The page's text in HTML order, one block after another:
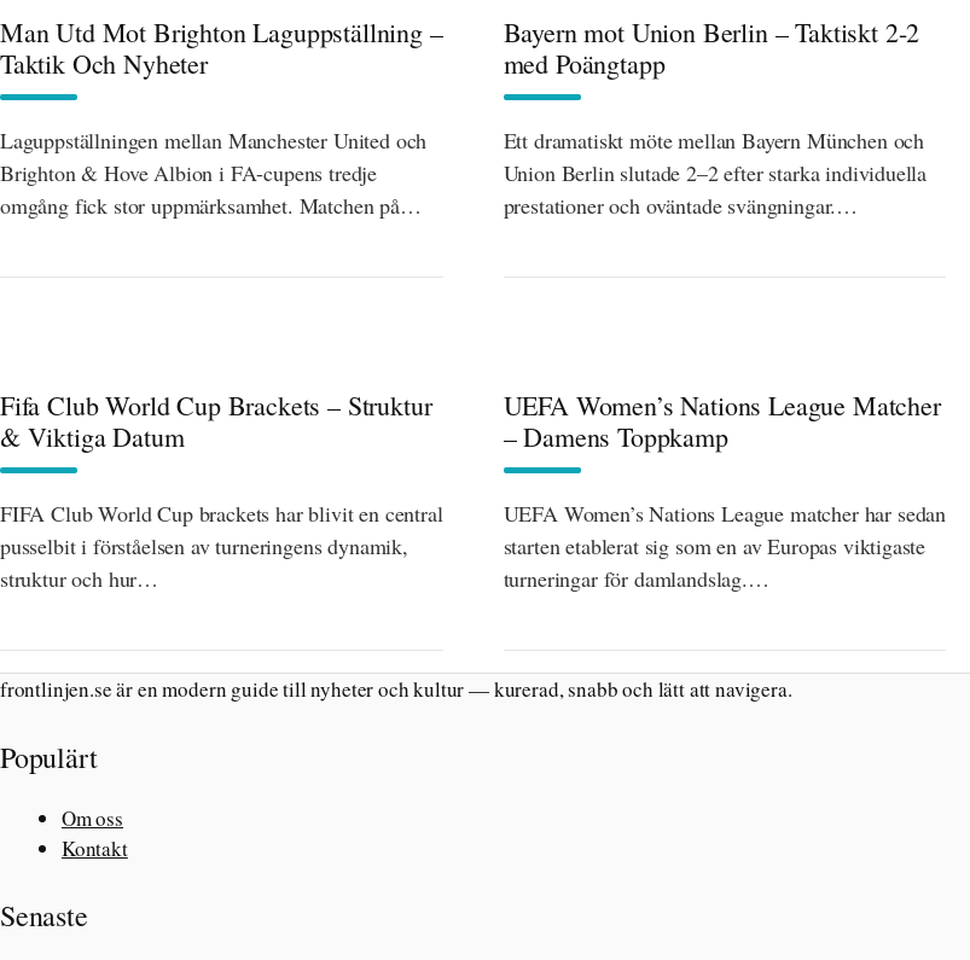
Man Utd Mot Brighton Laguppställning –
Taktik Och Nyheter
Laguppställningen mellan Manchester United och
Brighton & Hove Albion i FA-cupens tredje
omgång fick stor uppmärksamhet. Matchen på…
Bayern mot Union Berlin – Taktiskt 2-2
med Poängtapp
Ett dramatiskt möte mellan Bayern München och
Union Berlin slutade 2–2 efter starka individuella
prestationer och oväntade svängningar.…
Fifa Club World Cup Brackets – Struktur
& Viktiga Datum
FIFA Club World Cup brackets har blivit en central
pusselbit i förståelsen av turneringens dynamik,
struktur och hur…
UEFA Women’s Nations League Matcher
– Damens Toppkamp
UEFA Women’s Nations League matcher har sedan
starten etablerat sig som en av Europas viktigaste
turneringar för damlandslag.…
frontlinjen.se är en modern guide till nyheter och kultur — kurerad, snabb och lätt att navigera.
Populärt
Om oss
Kontakt
Senaste